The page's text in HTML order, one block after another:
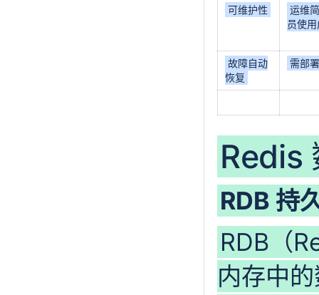
可维护性
运维
员使
故障自动
恢复
需部
Redis
RDB 持
RDB（
内存中